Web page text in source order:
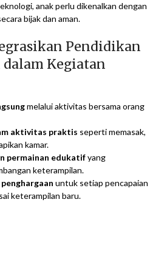
anak perlu dikenalkan dengan
bijak dan aman.
Pendidikan
Kegiatan
melalui aktivitas bersama orang
aktivitas praktis seperti memasak,
kamar.
permainan edukatifyang
keterampilan.
untuk setiap pencapaian
keterampilan baru.